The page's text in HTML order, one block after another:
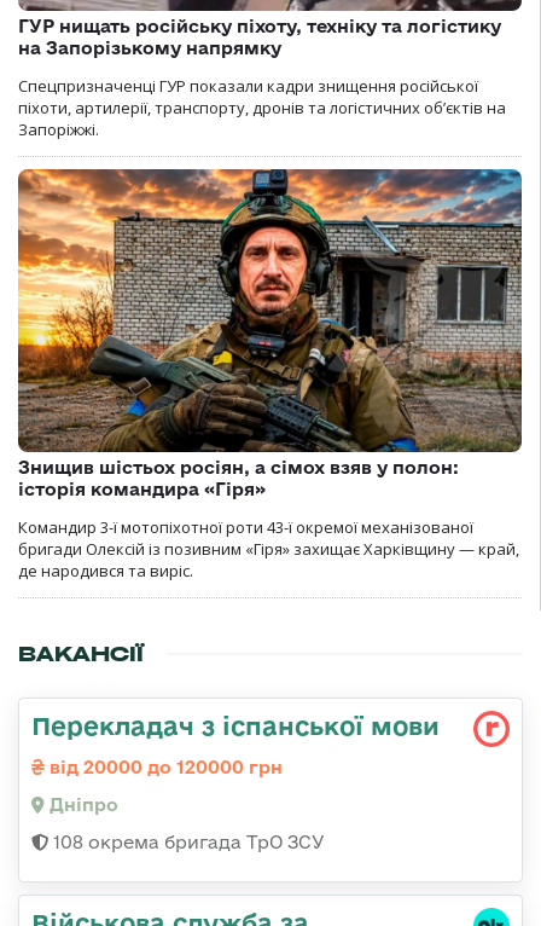
ГУР нищать російську піхоту, техніку та логістику
на Запорізькому напрямку
Спецпризначенці ГУР показали кадри знищення російської
піхоти, артилерії, транспорту, дронів та логістичних об’єктів на
Запоріжжі.
Знищив шістьох росіян, а сімох взяв у полон:
історія командира «Гіря»
Командир 3-ї мотопіхотної роти 43-ї окремої механізованої
бригади Олексій із позивним «Гіря» захищає Харківщину — край,
де народився та виріс.
ВАКАНСІЇ
Перекладач з іспанської мови
від 20000 до 120000 грн
Дніпро
108 окрема бригада ТрО ЗСУ